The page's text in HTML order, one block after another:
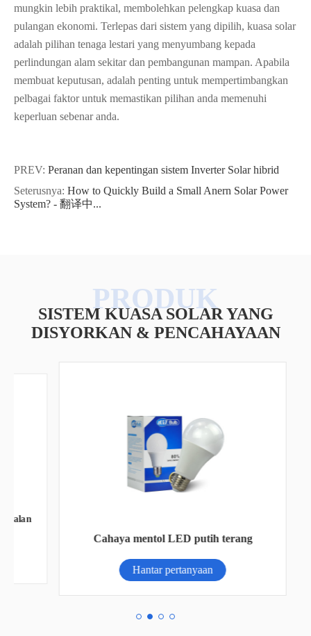
mungkin lebih praktikal, membolehkan pelengkap kuasa dan
pulangan ekonomi. Terlepas dari sistem yang dipilih, kuasa solar
adalah pilihan tenaga lestari yang menyumbang kepada
perlindungan alam sekitar dan pembangunan mampan. Apabila
membuat keputusan, adalah penting untuk mempertimbangkan
pelbagai faktor untuk memastikan pilihan anda memenuhi
keperluan sebenar anda.
PREV: Peranan dan kepentingan sistem Inverter Solar hibrid
Seterusnya: How to Quickly Build a Small Anern Solar Power
System? - 翻译中...
SISTEM KUASA SOLAR YANG
DISYORKAN & PENCAHAYAAN
Cahaya mentol LED putih terang
Hantar pertanyaan